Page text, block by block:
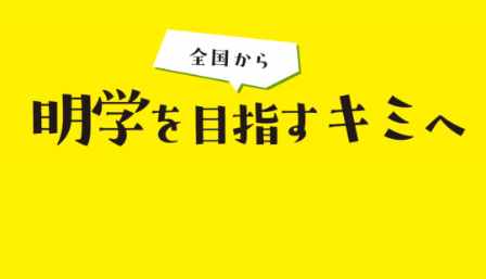
研究